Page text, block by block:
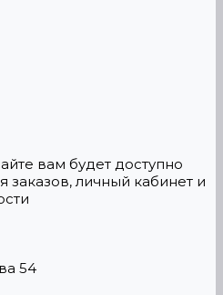
вам будет доступно
заказов, личный кабинет и
54